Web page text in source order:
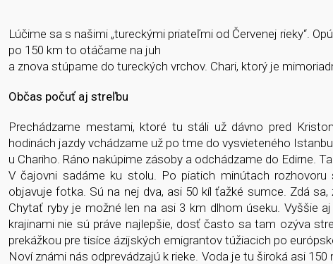
Lúčime sa s našimi „tureckými priateľmi od Červenej rieky“.
po 150 km to otáčame na juh
a znova stúpame do tureckých vrchov. Chari, ktorý je
Občas počuť aj streľbu
Prechádzame mestami, ktoré tu stáli už dávno pred
hodinách jazdy vchádzame už po tme do vysvieteného
u Chariho. Ráno nakúpime zásoby a odchádzame do Edirne.
V čajovni sadáme ku stolu. Po piatich minútach
objavuje fotka. Sú na nej dva, asi 50 kíl ťažké sumce. Zdá
Chytať ryby je možné len na asi 3 km dlhom úseku. Vyššie
krajinami nie sú práve najlepšie, dosť často sa tam ozýva
prekážkou pre tisíce ázijských emigrantov túžiacich po
Noví známi nás odprevádzajú k rieke. Voda je tu široká asi